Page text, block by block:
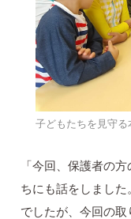
子どもたちを見守る
「今回、保護者の
ちにも話をしまし
でしたが、今回の